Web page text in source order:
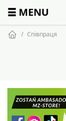
☰ MENU
Співпраця